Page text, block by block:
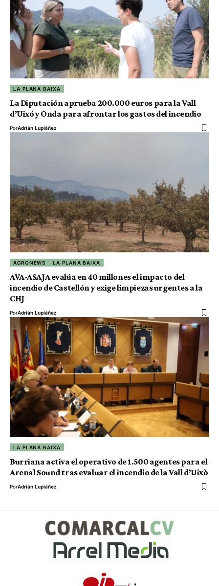
LA PLANA BAIXA
La Diputación aprueba 200.000 euros para la Vall
d’Uixó y Onda para afrontar los gastos del incendio
PorAdrián Lupiáñez
AGRONEWS LA PLANA BAIXA
AVA-ASAJA evalúa en 40 millones el impacto del
incendio de Castellón y exige limpiezas urgentes a la
CHJ
PorAdrián Lupiáñez
LA PLANA BAIXA
Burriana activa el operativo de 1.500 agentes para el
Arenal Sound tras evaluar el incendio de la Vall d’Uixò
PorAdrián Lupiáñez